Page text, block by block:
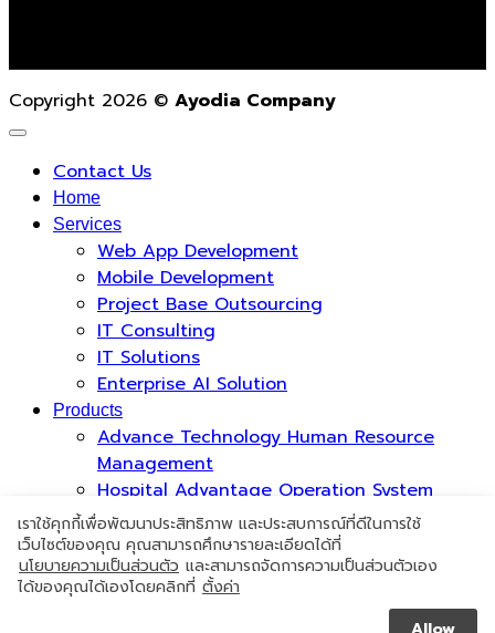
Copyright 2026 © Ayodia Company
Contact Us
Home
Services
Web App Development
Mobile Development
Project Base Outsourcing
IT Consulting
IT Solutions
Enterprise AI Solution
Products
Advance Technology Human Resource
Management
Hospital Advantage Operation System
Occupational Health Risk System
PromptCure Solution
Case Studies
Who We Are
เราใช้คุกกี้เพื่อพัฒนาประสิทธิภาพ และประสบการณ์ที่ดีในการใช้
เว็บไซต์ของคุณ คุณสามารถศึกษารายละเอียดได้ที่
นโยบายความเป็นส่วนตัว และสามารถจัดการความเป็นส่วนตัวเอง
ได้ของคุณได้เองโดยคลิกที่ ตั้งค่า